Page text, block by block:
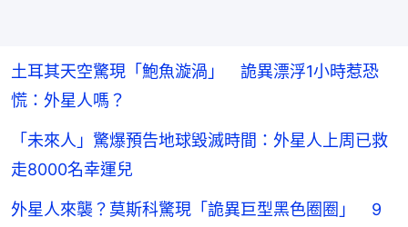
土耳其天空驚現「鮑魚漩渦」 詭異漂浮1小時惹恐
慌：外星人嗎？
「未來人」驚爆預告地球毀滅時間：外星人上周已救
走8000名幸運兒
外星人來襲？莫斯科驚現「詭異巨型黑色圈圈」 9